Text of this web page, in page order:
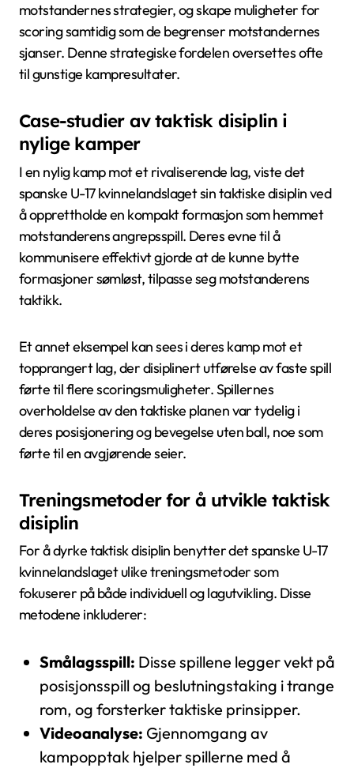
motstandernes strategier, og skape muligheter for
scoring samtidig som de begrenser motstandernes
sjanser. Denne strategiske fordelen oversettes ofte
til gunstige kampresultater.
Case-studier av taktisk disiplin i
nylige kamper
I en nylig kamp mot et rivaliserende lag, viste det
spanske U-17 kvinnelandslaget sin taktiske disiplin ved
å opprettholde en kompakt formasjon som hemmet
motstanderens angrepsspill. Deres evne til å
kommunisere effektivt gjorde at de kunne bytte
formasjoner sømløst, tilpasse seg motstanderens
taktikk.
Et annet eksempel kan sees i deres kamp mot et
topprangert lag, der disiplinert utførelse av faste spill
førte til flere scoringsmuligheter. Spillernes
overholdelse av den taktiske planen var tydelig i
deres posisjonering og bevegelse uten ball, noe som
førte til en avgjørende seier.
Treningsmetoder for å utvikle taktisk
disiplin
For å dyrke taktisk disiplin benytter det spanske U-17
kvinnelandslaget ulike treningsmetoder som
fokuserer på både individuell og lagutvikling. Disse
metodene inkluderer:
Smålagsspill: Disse spillene legger vekt på
posisjonsspill og beslutningstaking i trange
rom, og forsterker taktiske prinsipper.
Videoanalyse: Gjennomgang av
kampopptak hjelper spillerne med å